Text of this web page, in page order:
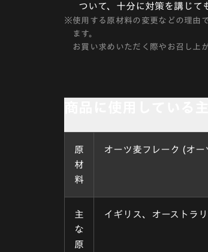
ついて、十分に対策を講じて
※使用する原材料の変更などの理由
ます。
お買い求めいただく際やお召し上
原
材
料
オーツ麦フレーク (オー
主
な
原
イギリス、オーストラ